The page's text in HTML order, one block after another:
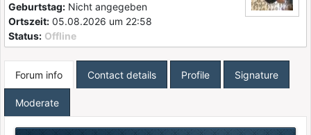
Geburtstag: Nicht angegeben
Ortszeit: 05.08.2026 um 22:58
Status: Offline
Forum info Contact details Profile Signature
Moderate